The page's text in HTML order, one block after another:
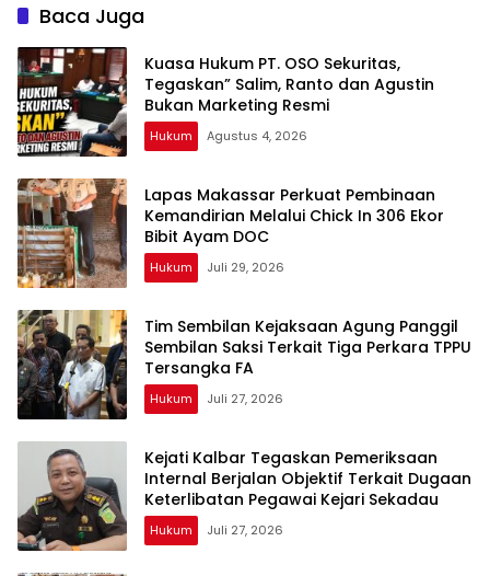
Paningkaban
Baca Juga
Kuasa Hukum PT. OSO Sekuritas,
Tegaskan” Salim, Ranto dan Agustin
Bukan Marketing Resmi
Hukum Agustus 4, 2026
Lapas Makassar Perkuat Pembinaan
Kemandirian Melalui Chick In 306 Ekor
Bibit Ayam DOC
Hukum Juli 29, 2026
Tim Sembilan Kejaksaan Agung Panggil
Sembilan Saksi Terkait Tiga Perkara TPPU
Tersangka FA
Hukum Juli 27, 2026
Kejati Kalbar Tegaskan Pemeriksaan
Internal Berjalan Objektif Terkait Dugaan
Keterlibatan Pegawai Kejari Sekadau
Hukum Juli 27, 2026